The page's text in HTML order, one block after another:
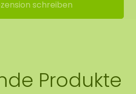
schreiben
Produkte